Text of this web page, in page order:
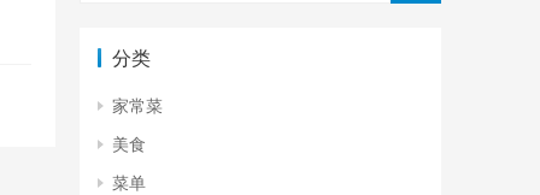
分类
家常菜
美食
菜单